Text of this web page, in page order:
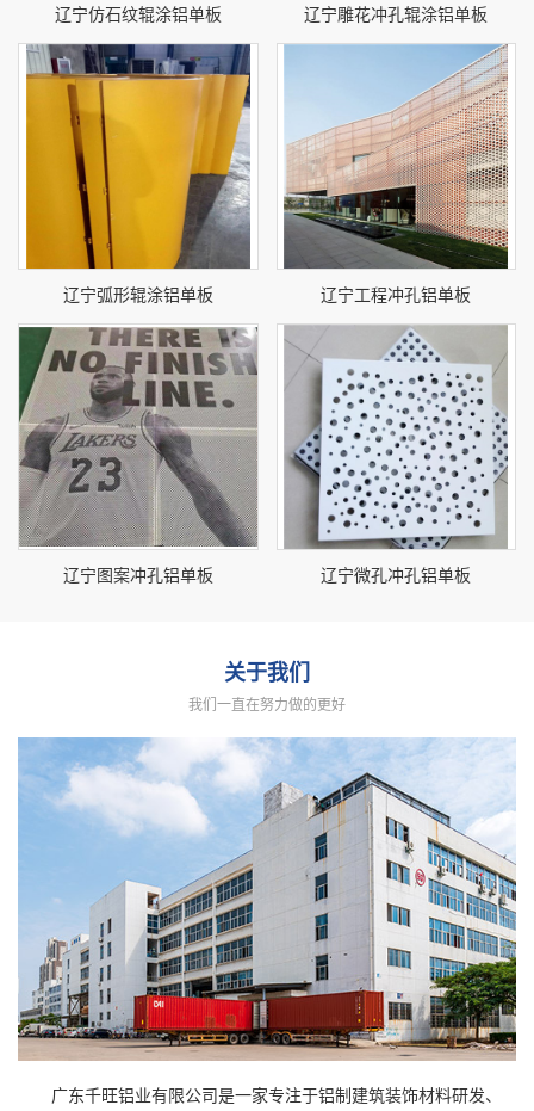
辽宁仿石纹辊涂铝单板 辽宁雕花冲孔辊涂铝单板
辽宁弧形辊涂铝单板 辽宁工程冲孔铝单板
辽宁图案冲孔铝单板 辽宁微孔冲孔铝单板
关于我们
我们一直在努力做的更好
广东千旺铝业有限公司是一家专注于铝制建筑装饰材料研发、